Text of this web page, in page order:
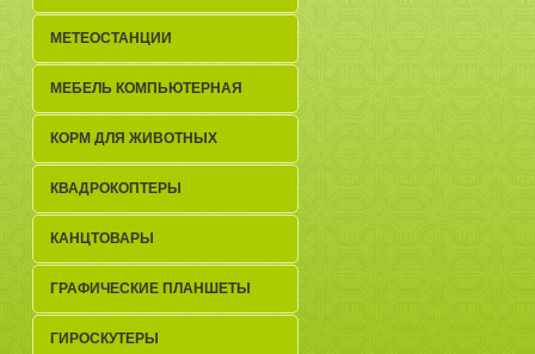
МЕТЕОСТАНЦИИ
МЕБЕЛЬ КОМПЬЮТЕРНАЯ
КОРМ ДЛЯ ЖИВОТНЫХ
КВАДРОКОПТЕРЫ
КАНЦТОВАРЫ
ГРАФИЧЕСКИЕ ПЛАНШЕТЫ
ГИРОСКУТЕРЫ